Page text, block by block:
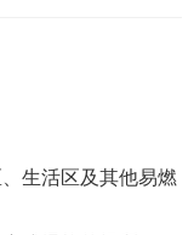
生活区及其他易燃